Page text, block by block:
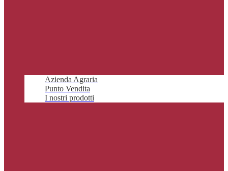
Azienda Agraria
Punto Vendita
I nostri prodotti